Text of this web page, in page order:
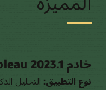
خادم Tableau 2023.1
نوع التطبيق: التحليل